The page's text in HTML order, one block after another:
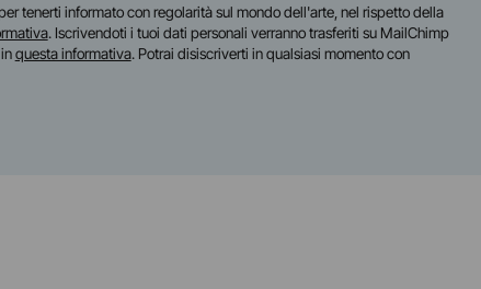
tenerti informato con regolarità sul mondo dell'arte, nel rispetto della
. Iscrivendoti i tuoi dati personali verranno trasferiti su MailChimp
questa informativa. Potrai disiscriverti in qualsiasi momento con